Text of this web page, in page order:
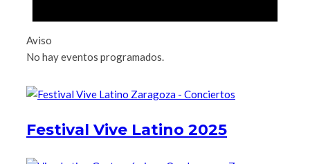
Aviso
No hay eventos programados.
Festival Vive Latino 2025